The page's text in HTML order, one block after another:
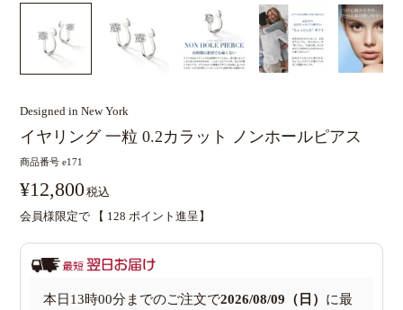
Designed in New York
イヤリング 一粒 0.2カラット ノンホールピアス
商品番号 e171
¥12,800税込
会員様限定で 【 128 ポイント進呈】
本日 13時00分までのご注文で2026/08/09（日） に最